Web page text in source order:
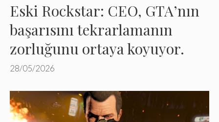
Eski Rockstar: CEO, GTA’nın
başarısını tekrarlamanın
zorluğunu ortaya koyuyor.
28/05/2026